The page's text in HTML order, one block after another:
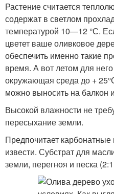
Растение считается
содержат в светлом
температурой 10—12 °С.
цветет ваше оливковое
обеспечить именно такие
время. А вот летом для
окружающая среда до +
можно выносить на балкон
Высокой влажности не
пересыхание земли.
Предпочитает
извести. Субстрат для
земли, перегноя и песка